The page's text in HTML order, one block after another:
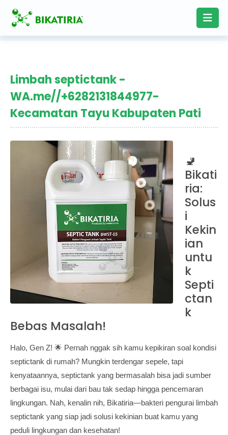
Limbah septictank -
WA.me//+6282131844977-
Kecamatan Tayu Kabupaten Pati
🚽
Bikati
ria:
Solus
i
Kekin
ian
untu
k
Septi
ctan
k
Bebas Masalah!
Halo, Gen Z! 🌟 Pernah nggak sih kamu kepikiran soal kondisi
septictank di rumah? Mungkin terdengar sepele, tapi
kenyataannya, septictank yang bermasalah bisa jadi sumber
berbagai isu, mulai dari bau tak sedap hingga pencemaran
lingkungan. Nah, kenalin nih, Bikatiria—bakteri pengurai limbah
septictank yang siap jadi solusi kekinian buat kamu yang
peduli lingkungan dan kesehatan!